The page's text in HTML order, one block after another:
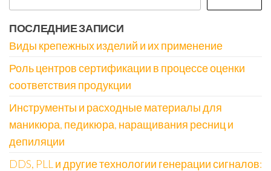
ПОСЛЕДНИЕ ЗАПИСИ
Виды крепежных изделий и их применение
Роль центров сертификации в процессе оценки
соответствия продукции
Инструменты и расходные материалы для
маникюра, педикюра, наращивания ресниц и
депиляции
DDS, PLL и другие технологии генерации сигналов: